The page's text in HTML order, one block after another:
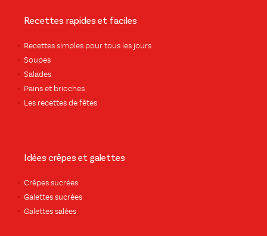
Recettes rapides et faciles
Recettes simples pour tous les jours
Soupes
Salades
Pains et brioches
Les recettes de fêtes
Idées crêpes et galettes
Crêpes sucrées
Galettes sucrées
Galettes salées